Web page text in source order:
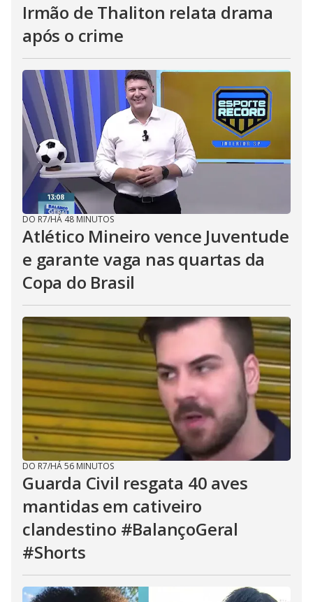
Irmão de Thaliton relata drama
após o crime
DO R7/HÁ 48 MINUTOS
Atlético Mineiro vence Juventude
e garante vaga nas quartas da
Copa do Brasil
DO R7/HÁ 56 MINUTOS
Guarda Civil resgata 40 aves
mantidas em cativeiro
clandestino #BalançoGeral
#Shorts